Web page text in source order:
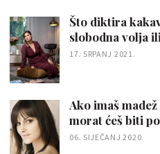
Što diktira
slobodna volja
17. SRPANJ 2021.
Ako imaš
morat ćeš biti
06. SIJEČANJ 2020.